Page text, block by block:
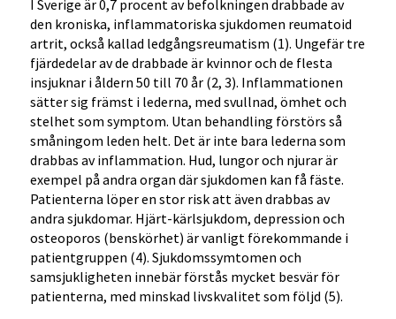
I Sverige är 0,7 procent av befolkningen drabbade av
den kroniska, inflammatoriska sjukdomen reumatoid
artrit, också kallad ledgångsreumatism (1). Ungefär tre
fjärdedelar av de drabbade är kvinnor och de flesta
insjuknar i åldern 50 till 70 år (2, 3). Inflammationen
sätter sig främst i lederna, med svullnad, ömhet och
stelhet som symptom. Utan behandling förstörs så
småningom leden helt. Det är inte bara lederna som
drabbas av inflammation. Hud, lungor och njurar är
exempel på andra organ där sjukdomen kan få fäste.
Patienterna löper en stor risk att även drabbas av
andra sjukdomar. Hjärt-kärlsjukdom, depression och
osteoporos (benskörhet) är vanligt förekommande i
patientgruppen (4). Sjukdomssymtomen och
samsjukligheten innebär förstås mycket besvär för
patienterna, med minskad livskvalitet som följd (5).